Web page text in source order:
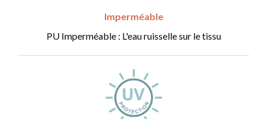
Imperméable
PU Imperméable : L'eau ruisselle sur le tissu